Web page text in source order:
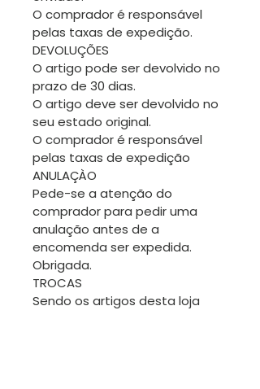
O comprador é responsável
pelas taxas de expedição.
DEVOLUÇÕES
O artigo pode ser devolvido no
prazo de 30 dias.
O artigo deve ser devolvido no
seu estado original.
O comprador é responsável
pelas taxas de expedição
ANULAÇÀO
Pede-se a atenção do
comprador para pedir uma
anulação antes de a
encomenda ser expedida.
Obrigada.
TROCAS
Sendo os artigos desta loja